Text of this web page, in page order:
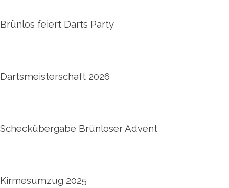
Brünlos feiert Darts Party
Dartsmeisterschaft 2026
Scheckübergabe Brünloser Advent
Kirmesumzug 2025